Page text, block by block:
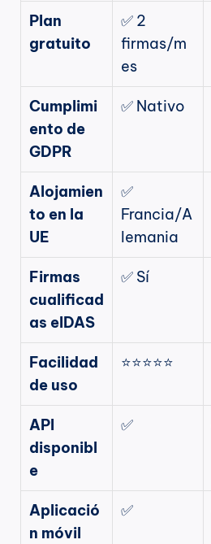
Plan
gratuito
✅ 2
firmas/m
es
Cumplimi
ento de
GDPR
✅ Nativo
Alojamien
to en la
UE
✅
Francia/A
lemania
Firmas
cualificad
as eIDAS
✅ Sí
Facilidad
de uso
⭐⭐⭐⭐⭐
API
disponibl
e
✅
Aplicació
n móvil
✅